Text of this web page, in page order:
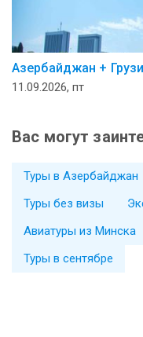
Азербайджан +
11.09.2026, пт
Вас могут
Туры в Азербайджан
Туры без визы
Авиатуры из Минска
Туры в сентябре